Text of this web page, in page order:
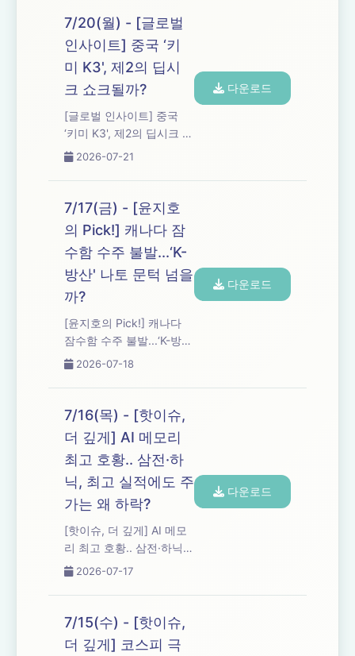
7/20(월) - [글로벌
인사이트] 중국 ‘키
미 K3', 제2의 딥시
크 쇼크될까?
[글로벌 인사이트] 중국
‘키미 K3', 제2의 딥시크 쇼
크될까?
2026-07-21
다운로드
7/17(금) - [윤지호
의 Pick!] 캐나다 잠
수함 수주 불발...‘K-
방산' 나토 문턱 넘을
까?
[윤지호의 Pick!] 캐나다
잠수함 수주 불발...‘K-방
산' 나토 문턱 넘을까?
2026-07-18
다운로드
7/16(목) - [핫이슈,
더 깊게] AI 메모리
최고 호황.. 삼전·하
닉, 최고 실적에도 주
가는 왜 하락?
[핫이슈, 더 깊게] AI 메모
리 최고 호황.. 삼전·하닉,
최고 실적에도 주가는 왜
2026-07-17
다운로드
7/15(수) - [핫이슈,
더 깊게] 코스피 극